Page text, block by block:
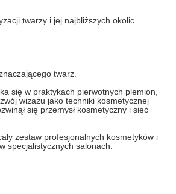
twarzy i jej najbliższych okolic.
twarz.
się w praktykach pierwotnych plemion,
wizażu jako techniki kosmetycznej
się przemysł kosmetyczny i sieć
zestaw profesjonalnych kosmetyków i
specjalistycznych salonach.